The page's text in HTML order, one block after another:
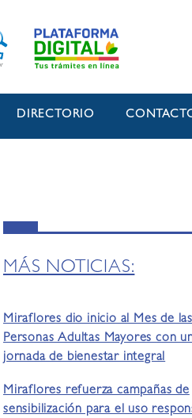
DIRECTORIO
MÁS NOTICIAS:
Miraflores dio inicio al Mes de las
Personas Adultas Mayores con
jornada de bienestar integral
Miraflores refuerza campañas de
sensibilización para el uso